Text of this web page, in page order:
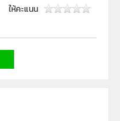
วิทยาศาสตร์ทั่วไป
ให้คะแนน